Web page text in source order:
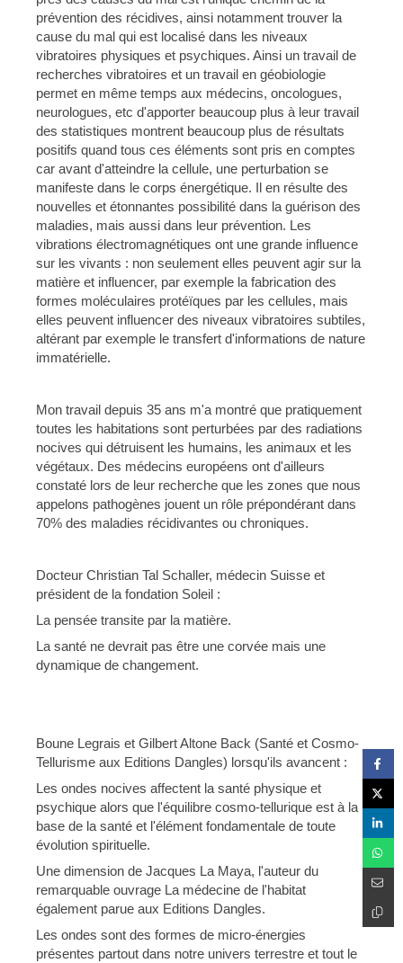
prévention des récidives, ainsi notamment trouver la
cause du mal qui est localisé dans les niveaux
vibratoires physiques et psychiques. Ainsi un travail de
recherches vibratoires et un travail en géobiologie
permet en même temps aux médecins, oncologues,
neurologues, etc d'apporter beaucoup plus à leur travail
des statistiques montrent beaucoup plus de résultats
positifs quand tous ces éléments sont pris en comptes
car avant d'atteindre la cellule, une perturbation se
manifeste dans le corps énergétique. Il en résulte des
nouvelles et étonnantes possibilité dans la guérison des
maladies, mais aussi dans leur prévention. Les
vibrations électromagnétiques ont une grande influence
sur les vivants : non seulement elles peuvent agir sur la
matière et influencer, par exemple la fabrication des
formes moléculaires protéïques par les cellules, mais
elles peuvent influencer des niveaux vibratoires subtiles,
altérant par exemple le transfert d'informations de nature
immatérielle.
Mon travail depuis 35 ans m'a montré que pratiquement
toutes les habitations sont perturbées par des radiations
nocives qui détruisent les humains, les animaux et les
végétaux. Des médecins européens ont d'ailleurs
constaté lors de leur recherche que les zones que nous
appelons pathogènes jouent un rôle prépondérant dans
70% des maladies récidivantes ou chroniques.
Docteur Christian Tal Schaller, médecin Suisse et
président de la fondation Soleil :
La pensée transite par la matière.
La santé ne devrait pas être une corvée mais une
dynamique de changement.
Boune Legrais et Gilbert Altone Back (Santé et Cosmo-
Tellurisme aux Editions Dangles) lorsqu'ils avancent :
Les ondes nocives affectent la santé physique et
psychique alors que l'équilibre cosmo-tellurique est à la
base de la santé et l'élément fondamentale de toute
évolution spirituelle.
Une dimension de Jacques La Maya, l'auteur du
remarquable ouvrage La médecine de l'habitat
également parue aux Editions Dangles.
Les ondes sont des formes de micro-énergies
présentes partout dans notre univers terrestre et tout le